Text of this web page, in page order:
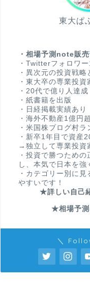
東大ぱ
・相場予測note販
・Twitterフォロワー
・異次元の投資戦
・東大卒の専業投資
・20代で億り人達成
・紙書籍を出版
・日経掲載実績あり
・海外不動産1億円
・米国株ブログ村ラ
・新卒1年目で資産
→独立して専業投資
・投資で勝つため
し、本気で日本を強
・カテゴリー別に
やすいです！
★詳しい自己
★相場予
＼